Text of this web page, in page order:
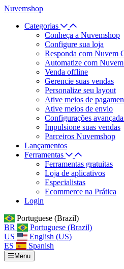
Nuvemshop
Categorias
Conheça a Nuvemshop
Configure sua loja
Responda com Nuvem
Automatize com
Venda offline
Gerencie suas vendas
Personalize seu layout
Ative meios de
Ative meios de envio
Configurações
Impulsione suas vendas
Parceiros Nuvemshop
Lançamentos
Ferramentas
Ferramentas gratuitas
Loja de aplicativos
Especialistas
Ecommerce na Prática
Login
Portuguese (Brazil)
BR
Portuguese (Brazil)
US
English (US)
ES
Spanish
Menu